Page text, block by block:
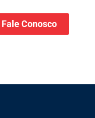
Fale Conosco